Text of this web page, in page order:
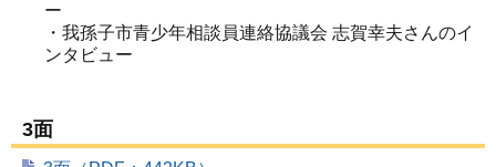
ー
・我孫子市青少年相談員連絡協議会 志賀幸夫さんのイ
ンタビュー
3面